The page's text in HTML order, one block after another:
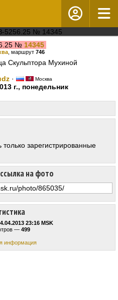
№ 14345
, маршрут 746
Скульптора Мухиной
· Москва
г., понедельник
23:16 MSK
— 499
информация
на фото
зарегистрированные